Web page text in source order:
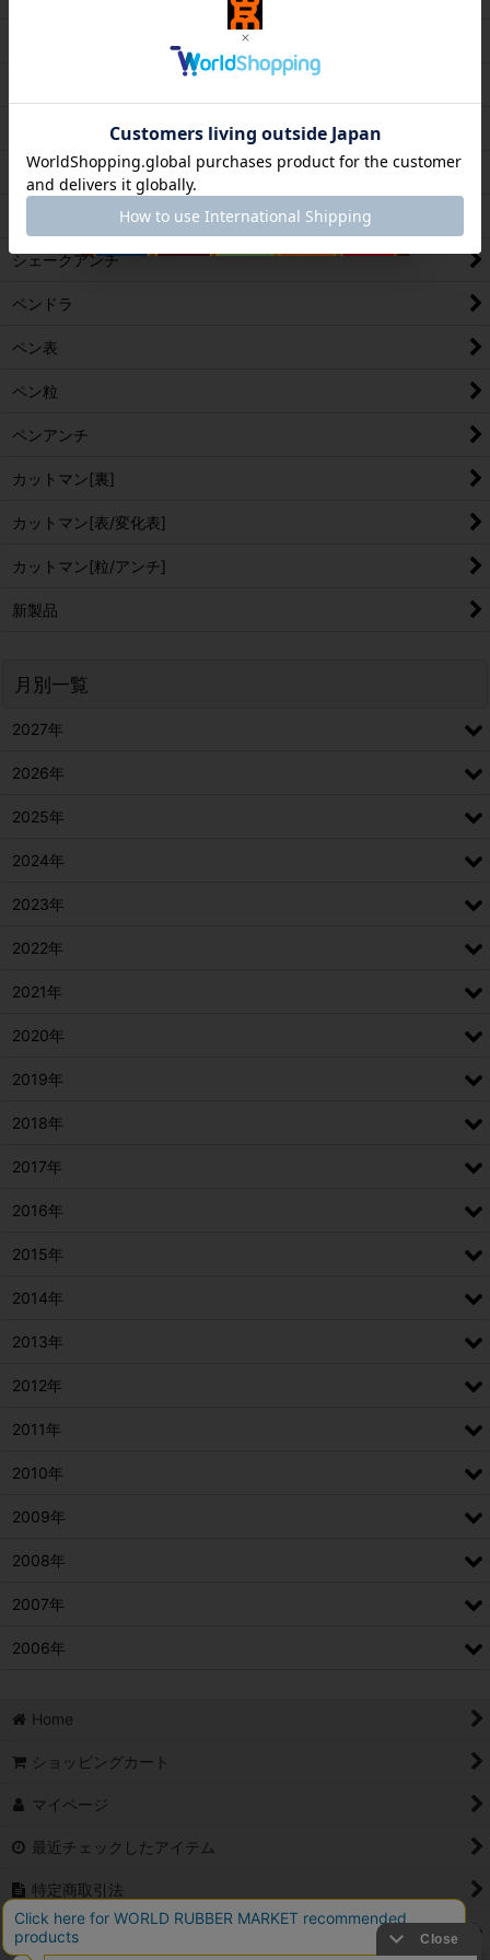
シェークバック表
シェークフォア表
シェークアンチ
ペンドラ
ペン表
ペン粒
ペンアンチ
カットマン[裏]
カットマン[表/変化表]
カットマン[粒/アンチ]
新製品
月別一覧
2027年
2026年
2025年
2024年
2023年
2022年
2021年
2020年
2019年
2018年
2017年
2016年
2015年
2014年
2013年
2012年
2011年
2010年
2009年
2008年
2007年
2006年
Home
ショッピングカート
マイページ
最近チェックしたアイテム
特定商取引法
ご利用案内